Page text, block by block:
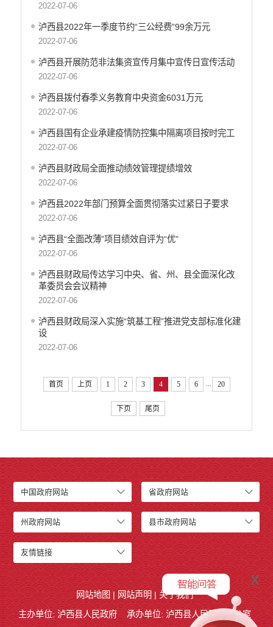
食品药品监管
产品质量
义务教育
安全生产
涉农补贴
2022-07-06
泸西县2022年一季度节约“三公经费”99余万元
2022-07-06
泸西县开展防范非法集资宣传月集中宣传日宣传活动
2022-07-06
泸西县拨付春季义务教育中央资金6031万元
2022-07-06
泸西县国有企业承建疫情防控集中隔离项目按时完工
2022-07-06
泸西县财政局全面推动绩效管理提绩增效
2022-07-06
泸西县2022年部门预算全面贯彻落实过紧日子要求
2022-07-06
泸西县“全面改薄”项目绩效自评为“优”
2022-07-06
泸西县财政局传达学习中央、省、州、县全面深化改
革委员会会议精神
2022-07-06
泸西县财政局深入实施“筑基工程”推进党支部标准化建
设
2022-07-06
首页 上页 1 2 3 4 5 6 20
下页 尾页
中国政府网站 省政府网站
州政府网站 县市政府网站
友情链接
网站地图 | 网站声明 | 关于我们
主办单位: 泸西县人民政府
承办单位: 泸西县人民政府办公室
x